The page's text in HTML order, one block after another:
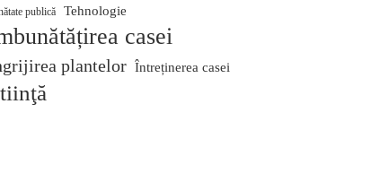
publică Tehnologie
casei
plantelor Întreținerea casei